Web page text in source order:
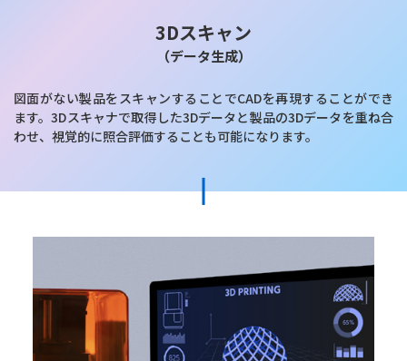
3Dスキャン
（データ生成）
図面がない製品をスキャンすることでCADを再現することができ
ます。3Dスキャナで取得した3Dデータと製品の3Dデータを重ね合
わせ、視覚的に照合評価することも可能になります。